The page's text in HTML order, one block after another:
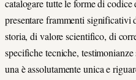
catalogare tutte le forme di codice
presentare frammenti significativi
storia, di valore scientifico, di
specifiche tecniche,
una è assolutamente unica e